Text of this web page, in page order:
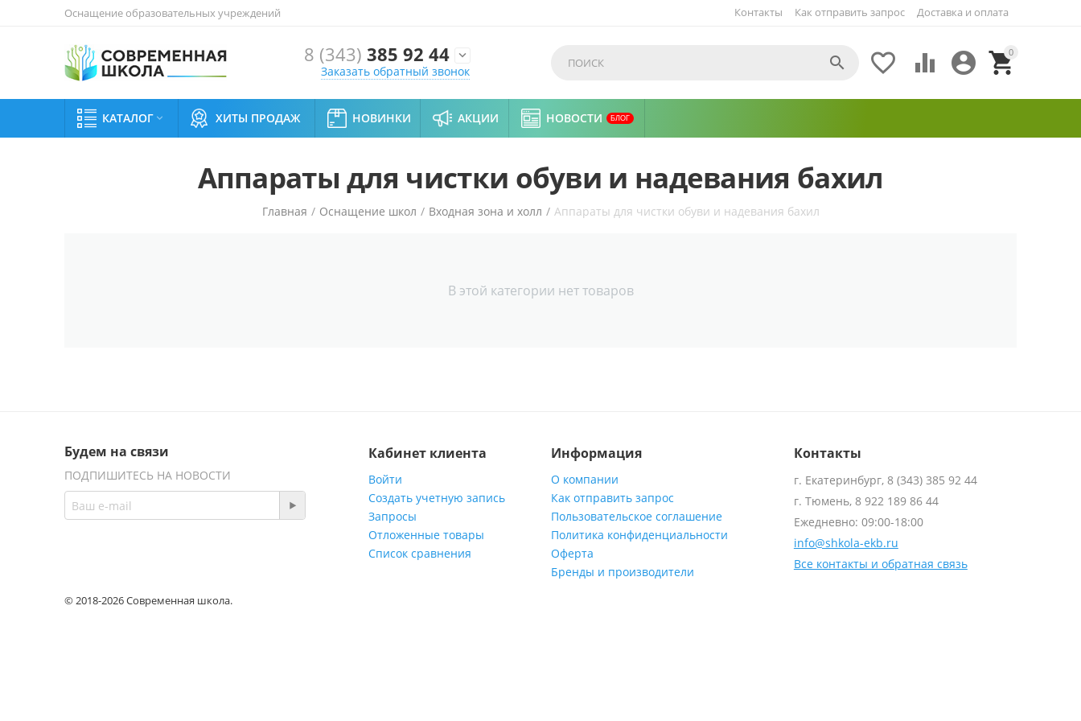
Оснащение образовательных учреждений Как отправить запрос Доставка и оплата
Контакты
8 (343) 385 92 44 
Заказать обратный звонок
0


 

КАТАЛОГ  ХИТЫ ПРОДАЖ НОВИНКИ АКЦИИ НОВОСТИ БЛОГ
Аппараты для чистки обуви и надевания бахил
Главная / Оснащение школ / Входная зона и холл / Аппараты для чистки обуви и надевания бахил
В этой категории нет товаров
Будем на связи
ПОДПИШИТЕСЬ НА НОВОСТИ
Кабинет клиента
Войти
Создать учетную запись
Запросы
Отложенные товары
Список сравнения
Информация
О компании
Как отправить запрос
Пользовательское соглашение
Политика конфиденциальности
Оферта
Бренды и производители
Контакты
г. Екатеринбург, 8 (343) 385 92 44
г. Тюмень, 8 922 189 86 44
Ежедневно: 09:00-18:00
info@shkola-ekb.ru
Все контакты и обратная связь
© 2018-2026 Современная школа.